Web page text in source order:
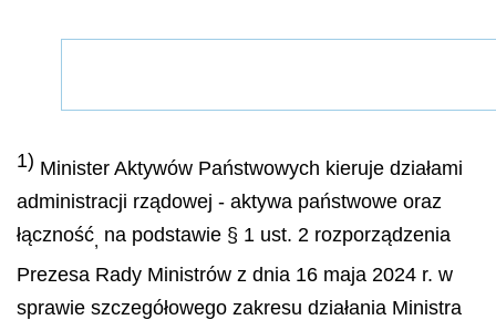
1) Minister Aktywów Państwowych kieruje działami
administracji rządowej - aktywa państwowe oraz
łączność, na podstawie § 1 ust. 2 rozporządzenia
Prezesa Rady Ministrów z dnia 16 maja 2024 r. w
sprawie szczegółowego zakresu działania Ministra